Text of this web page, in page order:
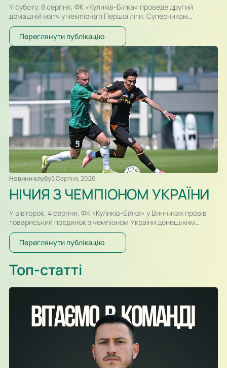
У суботу, 8 серпня, ФК «Куликів-Білка» проведе другий
домашній матч у чемпіонаті Першої ліги. Суперником
команди Сергія Атласюка стане івано-франківське
«Прикарпаття-Благо». Поєдинок на «Арені Куликів»
розпочнеться о 16:30. Для суперників це буде перша
офіційна зустріч в історії. Раніше команди перетиналися
лише у контрольних матчах. Старт сезону для команд
вийшов різним. Новачок Першої ліги «Куликів-Білка» у…
Переглянути публікацію
Новини клубу5 Серпня, 2026
НІЧИЯ З ЧЕМПІОНОМ УКРАЇНИ
У вівторок, 4 серпня, ФК «Куликів-Білка» у Винниках провів
товариський поєдинок з чемпіоном України донецьким
«Шахтарем». Перший тайм спарингу, який відбувався у
форматі два тайми по 30-ть хвилин, проходив за переваги
гравців «Шахтаря», які більше контролювали м’яч і частіше
Олександра Караваєва м’яч потрапив у стійку воріт…
Переглянути публікацію
Топ-статті